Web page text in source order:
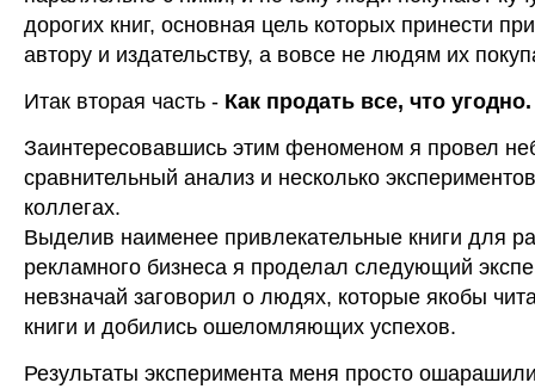
дорогих книг, основная цель которых принести
автору и издательству, а вовсе не людям их
Итак вторая часть - Как продать все, что угодно.
Заинтересовавшись этим феноменом я провел
сравнительный анализ и несколько
коллегах.
Выделив наименее привлекательные книги для
рекламного бизнеса я проделал следующий
невзначай заговорил о людях, которые якобы
книги и добились ошеломляющих успехов.
Результаты эксперимента меня просто